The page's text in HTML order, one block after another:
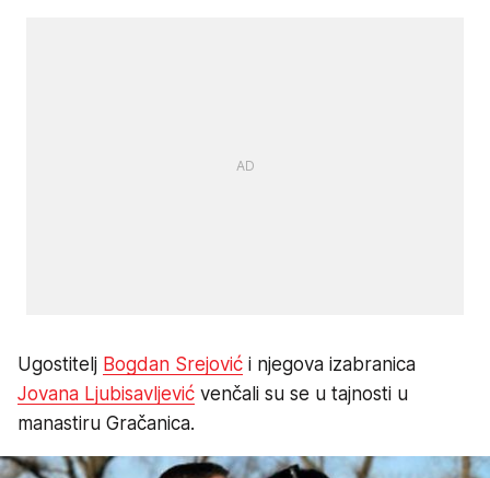
Ugostitelj Bogdan Srejović i njegova izabranica
Jovana Ljubisavljević venčali su se u tajnosti u
manastiru Gračanica.